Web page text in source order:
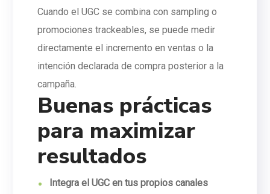
Cuando el UGC se combina con sampling o
promociones trackeables, se puede medir
directamente el incremento en ventas o la
intención declarada de compra posterior a la
campaña.
Buenas prácticas
para maximizar
resultados
Integra el UGC en tus propios canales